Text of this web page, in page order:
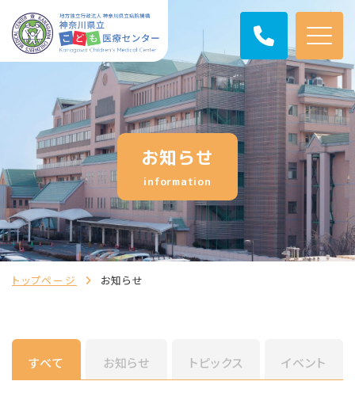
お知らせ
information
トップページ お知らせ
すべて お知らせ トピックス イベント